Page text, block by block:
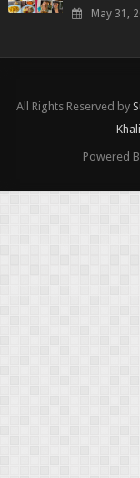
May 31,
All Rights Reserved by
Powered